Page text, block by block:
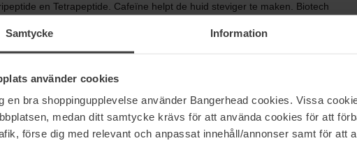
Samtycke Information
använder cookies
en bra shoppingupplevelse använder Bangerhead cookies. Vissa
medan ditt samtycke krävs för att använda cookies för att
förse dig med relevant och anpassat innehåll/annonser samt för att
en Tetrapeptide. Cafeïne helpt de huid steviger te maken. Biotech
NAD+, een belangrijke energiemolecuul, met +30 %, wat bijdraagt aan
en Biotech Plankton™.
de eerste toepassing: